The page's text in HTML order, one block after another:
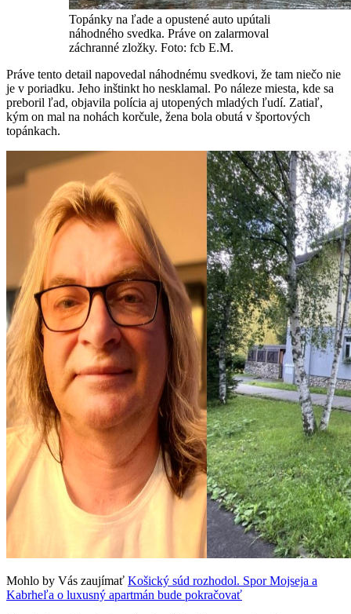
Topánky na ľade a opustené auto upútali
náhodného svedka. Práve on zalarmoval
záchranné zložky. Foto: fcb E.M.
Práve tento detail napovedal náhodnému svedkovi, že tam niečo nie
je v poriadku. Jeho inštinkt ho nesklamal. Po náleze miesta, kde sa
preboril ľad, objavila polícia aj utopených mladých ľudí. Zatiaľ,
kým on mal na nohách korčule, žena bola obutá v športových
topánkach.
Mohlo by Vás zaujímať Košický súd rozhodol. Spor Mojseja a
Kabrheľa o luxusný apartmán bude pokračovať